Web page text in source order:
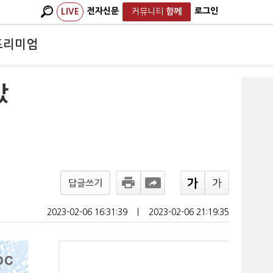
LIVE 전자신문 커뮤니티 함께 로그인
리미엄
답글쓰기
2023-02-06 16:31:39 2023-02-06 21:19:35